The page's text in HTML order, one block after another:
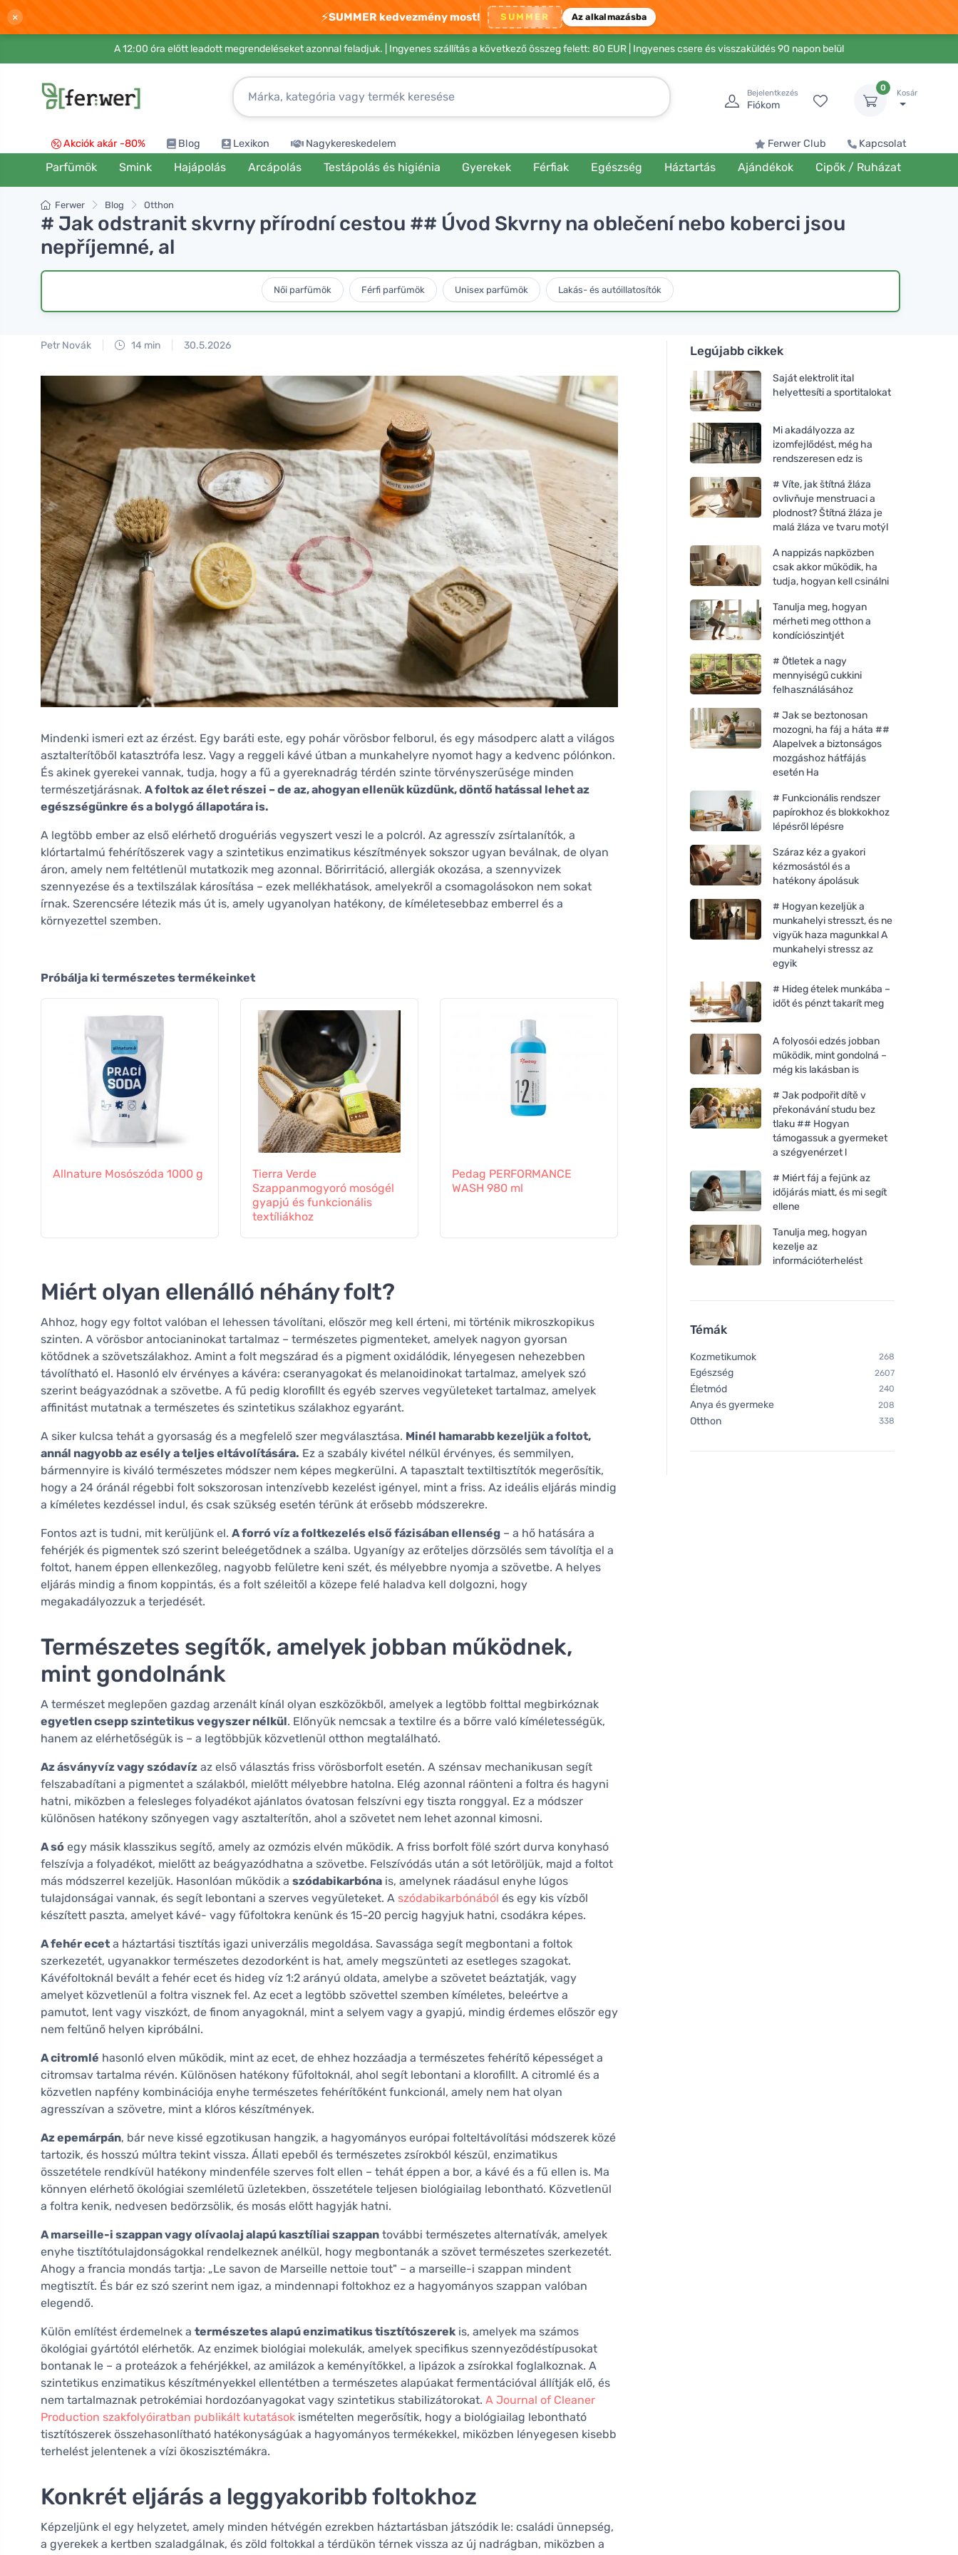
× ⚡SUMMER kedvezmény most! SUMMER Az alkalmazásba
A 12:00 óra előtt leadott megrendeléseket azonnal feladjuk. | Ingyenes szállítás a következő összeg felett: 80 EUR | Ingyenes csere és visszaküldés 90 napon belül
Bejelentkezés
Fiókom
0
Kosár
Akciók akár -80% Blog Lexikon Nagykereskedelem Ferwer Club Kapcsolat
Parfümök Smink Hajápolás Arcápolás Testápolás és higiénia Gyerekek Férfiak Egészség Háztartás Ajándékok Cipők / Ruházat
Ferwer Blog Otthon
# Jak odstranit skvrny přírodní cestou ## Úvod Skvrny na oblečení nebo koberci jsou
nepříjemné, al
Női parfümök Férfi parfümök Unisex parfümök Lakás- és autóillatosítók
Petr Novák 14 min 30.5.2026
Mindenki ismeri ezt az érzést. Egy baráti este, egy pohár vörösbor felborul, és egy másodperc alatt a világos
asztalterítőből katasztrófa lesz. Vagy a reggeli kávé útban a munkahelyre nyomot hagy a kedvenc pólónkon.
És akinek gyerekei vannak, tudja, hogy a fű a gyereknadrág térdén szinte törvényszerűsége minden
természetjárásnak. A foltok az élet részei – de az, ahogyan ellenük küzdünk, döntő hatással lehet az
egészségünkre és a bolygó állapotára is.
A legtöbb ember az első elérhető droguériás vegyszert veszi le a polcról. Az agresszív zsírtalanítók, a
klórtartalmú fehérítőszerek vagy a szintetikus enzimatikus készítmények sokszor ugyan beválnak, de olyan
áron, amely nem feltétlenül mutatkozik meg azonnal. Bőrirritáció, allergiák okozása, a szennyvizek
szennyezése és a textilszálak károsítása – ezek mellékhatások, amelyekről a csomagolásokon nem sokat
írnak. Szerencsére létezik más út is, amely ugyanolyan hatékony, de kíméletesebbaz emberrel és a
környezettel szemben.
Próbálja ki természetes termékeinket
Allnature Mosószóda 1000 g
Tierra Verde
Szappanmogyoró mosógél
gyapjú és funkcionális
textíliákhoz
Pedag PERFORMANCE
WASH 980 ml
Jelen szappan mosópor 5 kg
Sonett Mosópor
Sensitive 1,2 kg
Miért olyan ellenálló néhány folt?
Ahhoz, hogy egy foltot valóban el lehessen távolítani, először meg kell érteni, mi történik mikroszkopikus
szinten. A vörösbor antocianinokat tartalmaz – természetes pigmenteket, amelyek nagyon gyorsan
kötődnek a szövetszálakhoz. Amint a folt megszárad és a pigment oxidálódik, lényegesen nehezebben
távolítható el. Hasonló elv érvényes a kávéra: cseranyagokat és melanoidinokat tartalmaz, amelyek szó
szerint beágyazódnak a szövetbe. A fű pedig klorofillt és egyéb szerves vegyületeket tartalmaz, amelyek
affinitást mutatnak a természetes és szintetikus szálakhoz egyaránt.
A siker kulcsa tehát a gyorsaság és a megfelelő szer megválasztása. Minél hamarabb kezeljük a foltot,
annál nagyobb az esély a teljes eltávolítására. Ez a szabály kivétel nélkül érvényes, és semmilyen,
bármennyire is kiváló természetes módszer nem képes megkerülni. A tapasztalt textiltisztítók megerősítik,
hogy a 24 óránál régebbi folt sokszorosan intenzívebb kezelést igényel, mint a friss. Az ideális eljárás mindig
a kíméletes kezdéssel indul, és csak szükség esetén térünk át erősebb módszerekre.
Fontos azt is tudni, mit kerüljünk el. A forró víz a foltkezelés első fázisában ellenség – a hő hatására a
fehérjék és pigmentek szó szerint beleégetődnek a szálba. Ugyanígy az erőteljes dörzsölés sem távolítja el a
foltot, hanem éppen ellenkezőleg, nagyobb felületre keni szét, és mélyebbre nyomja a szövetbe. A helyes
eljárás mindig a finom koppintás, és a folt széleitől a közepe felé haladva kell dolgozni, hogy
megakadályozzuk a terjedését.
Természetes segítők, amelyek jobban működnek,
mint gondolnánk
A természet meglepően gazdag arzenált kínál olyan eszközökből, amelyek a legtöbb folttal megbirkóznak
egyetlen csepp szintetikus vegyszer nélkül. Előnyük nemcsak a textilre és a bőrre való kíméletességük,
hanem az elérhetőségük is – a legtöbbjük közvetlenül otthon megtalálható.
Az ásványvíz vagy szódavíz az első választás friss vörösborfolt esetén. A szénsav mechanikusan segít
felszabadítani a pigmentet a szálakból, mielőtt mélyebbre hatolna. Elég azonnal ráönteni a foltra és hagyni
hatni, miközben a felesleges folyadékot ajánlatos óvatosan felszívni egy tiszta ronggyal. Ez a módszer
különösen hatékony szőnyegen vagy asztalterítőn, ahol a szövetet nem lehet azonnal kimosni.
A só egy másik klasszikus segítő, amely az ozmózis elvén működik. A friss borfolt fölé szórt durva konyhasó
felszívja a folyadékot, mielőtt az beágyazódhatna a szövetbe. Felszívódás után a sót letöröljük, majd a foltot
más módszerrel kezeljük. Hasonlóan működik a szódabikarbóna is, amelynek ráadásul enyhe lúgos
tulajdonságai vannak, és segít lebontani a szerves vegyületeket. A szódabikarbónából és egy kis vízből
készített paszta, amelyet kávé- vagy fűfoltokra kenünk és 15-20 percig hagyjuk hatni, csodákra képes.
A fehér ecet a háztartási tisztítás igazi univerzális megoldása. Savassága segít megbontani a foltok
szerkezetét, ugyanakkor természetes dezodorként is hat, amely megszünteti az esetleges szagokat.
Kávéfoltoknál bevált a fehér ecet és hideg víz 1:2 arányú oldata, amelybe a szövetet beáztatják, vagy
amelyet közvetlenül a foltra visznek fel. Az ecet a legtöbb szövettel szemben kíméletes, beleértve a
pamutot, lent vagy viszkózt, de finom anyagoknál, mint a selyem vagy a gyapjú, mindig érdemes először egy
nem feltűnő helyen kipróbálni.
A citromlé hasonló elven működik, mint az ecet, de ehhez hozzáadja a természetes fehérítő képességet a
citromsav tartalma révén. Különösen hatékony fűfoltoknál, ahol segít lebontani a klorofillt. A citromlé és a
közvetlen napfény kombinációja enyhe természetes fehérítőként funkcionál, amely nem hat olyan
agresszívan a szövetre, mint a klóros készítmények.
Az epemárpán, bár neve kissé egzotikusan hangzik, a hagyományos európai folteltávolítási módszerek közé
tartozik, és hosszú múltra tekint vissza. Állati epeből és természetes zsírokból készül, enzimatikus
összetétele rendkívül hatékony mindenféle szerves folt ellen – tehát éppen a bor, a kávé és a fű ellen is. Ma
könnyen elérhető ökológiai szemléletű üzletekben, összetétele teljesen biológiailag lebontható. Közvetlenül
a foltra kenik, nedvesen bedörzsölik, és mosás előtt hagyják hatni.
A marseille-i szappan vagy olívaolaj alapú kasztíliai szappan további természetes alternatívák, amelyek
enyhe tisztítótulajdonságokkal rendelkeznek anélkül, hogy megbontanák a szövet természetes szerkezetét.
Ahogy a francia mondás tartja: „Le savon de Marseille nettoie tout" – a marseille-i szappan mindent
megtisztít. És bár ez szó szerint nem igaz, a mindennapi foltokhoz ez a hagyományos szappan valóban
elegendő.
Külön említést érdemelnek a természetes alapú enzimatikus tisztítószerek is, amelyek ma számos
ökológiai gyártótól elérhetők. Az enzimek biológiai molekulák, amelyek specifikus szennyeződéstípusokat
bontanak le – a proteázok a fehérjékkel, az amilázok a keményítőkkel, a lipázok a zsírokkal foglalkoznak. A
szintetikus enzimatikus készítményekkel ellentétben a természetes alapúakat fermentációval állítják elő, és
nem tartalmaznak petrokémiai hordozóanyagokat vagy szintetikus stabilizátorokat. A Journal of Cleaner
Production szakfolyóiratban publikált kutatások ismételten megerősítik, hogy a biológiailag lebontható
tisztítószerek összehasonlítható hatékonyságúak a hagyományos termékekkel, miközben lényegesen kisebb
terhelést jelentenek a vízi ökoszisztémákra.
Konkrét eljárás a leggyakoribb foltokhoz
Képzeljünk el egy helyzetet, amely minden hétvégén ezrekben háztartásban játszódik le: családi ünnepség,
a gyerekek a kertben szaladgálnak, és zöld foltokkal a térdükön térnek vissza az új nadrágban, miközben a
Legújabb cikkek
Saját elektrolit ital
helyettesíti a sportitalokat
Mi akadályozza az
izomfejlődést, még ha
rendszeresen edz is
# Víte, jak štítná žláza
ovlivňuje menstruaci a
plodnost? Štítná žláza je
malá žláza ve tvaru motýl
A nappizás napközben
csak akkor működik, ha
tudja, hogyan kell csinálni
Tanulja meg, hogyan
mérheti meg otthon a
kondíciószintjét
# Ötletek a nagy
mennyiségű cukkini
felhasználásához
# Jak se beztonosan
mozogni, ha fáj a háta ##
Alapelvek a biztonságos
mozgáshoz hátfájás
esetén Ha
# Funkcionális rendszer
papírokhoz és blokkokhoz
lépésről lépésre
Száraz kéz a gyakori
kézmosástól és a
hatékony ápolásuk
# Hogyan kezeljük a
munkahelyi stresszt, és ne
vigyük haza magunkkal A
munkahelyi stressz az
egyik
# Hideg ételek munkába –
időt és pénzt takarít meg
A folyosói edzés jobban
működik, mint gondolná –
még kis lakásban is
# Jak podpořit dítě v
překonávání studu bez
tlaku ## Hogyan
támogassuk a gyermeket
a szégyenérzet l
# Miért fáj a fejünk az
időjárás miatt, és mi segít
ellene
Tanulja meg, hogyan
kezelje az
információterhelést
Témák
Kozmetikumok 268
Egészség 2607
Életmód 240
Anya és gyermeke 208
Otthon 338